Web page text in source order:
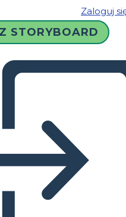
Zaloguj
STORYBOARD